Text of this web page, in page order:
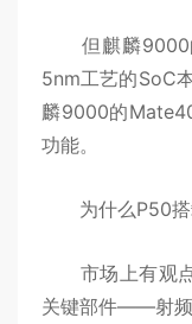
但麒麟9000
5nm工艺的SoC
麟9000的
功能。
为什么P50搭
市场上有观点
关键部件——射频